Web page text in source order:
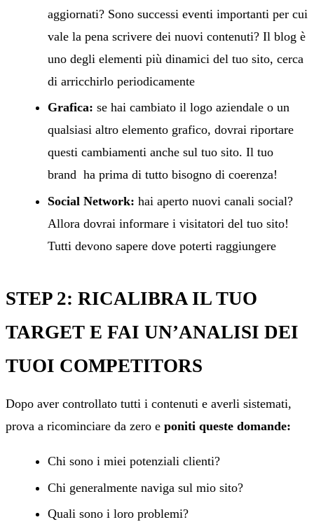
aggiornati? Sono successi eventi importanti per cui
vale la pena scrivere dei nuovi contenuti? Il blog è
uno degli elementi più dinamici del tuo sito, cerca
di arricchirlo periodicamente
Grafica: se hai cambiato il logo aziendale o un
qualsiasi altro elemento grafico, dovrai riportare
questi cambiamenti anche sul tuo sito. Il tuo
brand ha prima di tutto bisogno di coerenza!
Social Network: hai aperto nuovi canali social?
Allora dovrai informare i visitatori del tuo sito!
Tutti devono sapere dove poterti raggiungere
STEP 2: RICALIBRA IL TUO
TARGET E FAI UN’ANALISI DEI
TUOI COMPETITORS
Dopo aver controllato tutti i contenuti e averli sistemati,
prova a ricominciare da zero e poniti queste domande:
Chi sono i miei potenziali clienti?
Chi generalmente naviga sul mio sito?
Quali sono i loro problemi?